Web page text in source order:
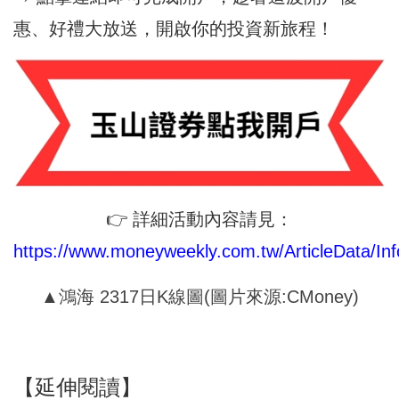
惠、好禮大放送，開啟你的投資新旅程！
👉 詳細活動內容請見：
https://www.moneyweekly.com.tw/ArticleData/
▲鴻海 2317日K線圖(圖片來源:CMoney)
【延伸閱讀】